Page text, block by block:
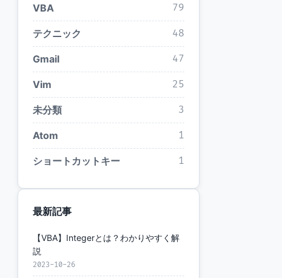
VBA 79
テクニック 48
Gmail 47
Vim 25
未分類 3
Atom 1
ショートカットキー 1
最新記事
【VBA】Integerとは？わかりやすく解
説
2023-10-26